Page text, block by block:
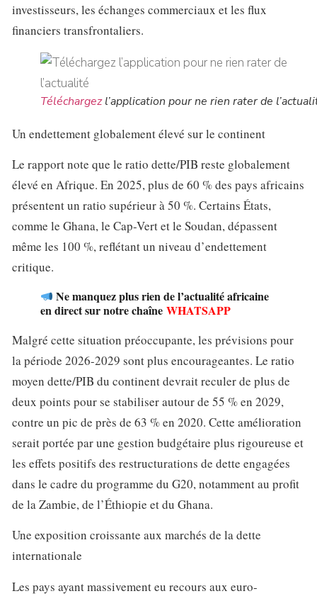
investisseurs, les échanges commerciaux et les flux
financiers transfrontaliers.
Téléchargezl’application pour ne rien rater de
Un endettement globalement élevé sur le continent
Le rapport note que le ratio dette/PIB reste globalement
élevé en Afrique. En 2025, plus de 60 % des pays africains
présentent un ratio supérieur à 50 %. Certains États,
comme le Ghana, le Cap-Vert et le Soudan, dépassent
même les 100 %, reflétant un niveau d’endettement
critique.
Ne manquez plus rien de l’actualité africaine
en direct sur notre chaîne WHATSAPP
Malgré cette situation préoccupante, les prévisions pour
la période 2026-2029 sont plus encourageantes. Le ratio
moyen dette/PIB du continent devrait reculer de plus de
deux points pour se stabiliser autour de 55 % en 2029,
contre un pic de près de 63 % en 2020. Cette amélioration
serait portée par une gestion budgétaire plus rigoureuse et
les effets positifs des restructurations de dette engagées
dans le cadre du programme du G20, notamment au profit
de la Zambie, de l’Éthiopie et du Ghana.
Une exposition croissante aux marchés de la dette
internationale
Les pays ayant massivement eu recours aux euro-